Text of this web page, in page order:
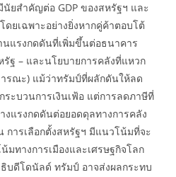
ยสำคัญต่อ GDP ของสหรัฐฯ และ
ดยเฉพาะอย่างยิ่งหากคู่ค้าตอบโต้
นแรงกดดันที่เพิ่มขึ้นต่อธนาคาร
ฐ – และนโยบายการคลังที่แหวก
รณะ) แม้ว่าทรัมป์ที่ผลักดันให้ลด
ระบวนการเงินเฟ้อ แต่การลดภาษีที่
งแรงกดดันต่อยอดดุลทางการคลัง
ารเลือกตั้งสหรัฐฯ มีแนวโน้มที่จะ
ทางการเมืองและเศรษฐกิจโลก
บดีโดนัลด์ ทรัมป์ อาจส่งผลกระทบ